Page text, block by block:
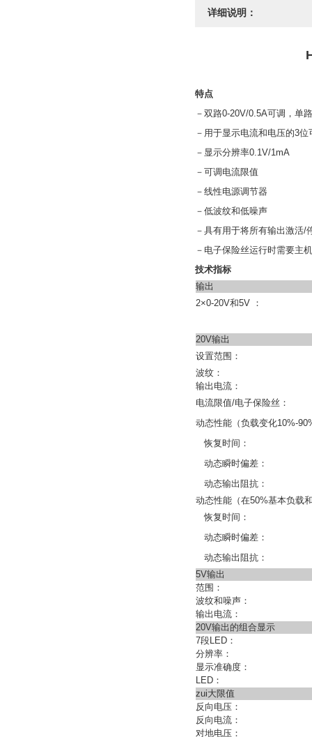
详细说明：
特点
－双路0-20V/0.5A可调，单
－用于显示电流和电压的3位
－显示分辨率0.1V/1mA
－可调电流限值
－线性电源调节器
－低波纹和低噪声
－具有用于将所有输出激活/
－电子保险丝运行时需要主
技术指标
输出
2×0-20V和5V ：
20V输出
设置范围：
波纹：
输出电流：
电流限值/电子保险丝：
动态性能（负载变化10%-
恢复时间：
动态瞬时偏差：
动态输出阻抗：
动态性能（在50%基本负载
恢复时间：
动态瞬时偏差：
动态输出阻抗：
5V输出
范围：
波纹和噪声：
输出电流：
20V输出的组合显示
7段LED：
分辨率：
显示准确度：
LED：
zui大限值
反向电压：
反向电流：
对地电压：